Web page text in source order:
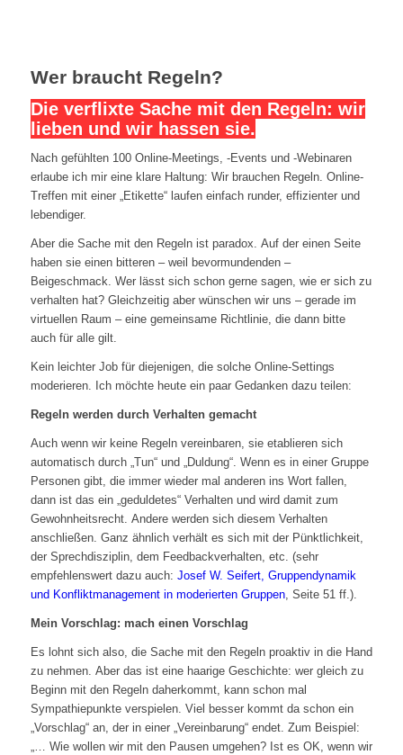
Wer braucht Regeln?
Die verflixte Sache mit den Regeln: wir
lieben und wir hassen sie.
Nach gefühlten 100 Online-Meetings, -Events und -Webinaren
erlaube ich mir eine klare Haltung: Wir brauchen Regeln. Online-
Treffen mit einer „Etikette“ laufen einfach runder, effizienter und
lebendiger.
Aber die Sache mit den Regeln ist paradox. Auf der einen Seite
haben sie einen bitteren – weil bevormundenden –
Beigeschmack. Wer lässt sich schon gerne sagen, wie er sich zu
verhalten hat? Gleichzeitig aber wünschen wir uns – gerade im
virtuellen Raum – eine gemeinsame Richtlinie, die dann bitte
auch für alle gilt.
Kein leichter Job für diejenigen, die solche Online-Settings
moderieren. Ich möchte heute ein paar Gedanken dazu teilen:
Regeln werden durch Verhalten gemacht
Auch wenn wir keine Regeln vereinbaren, sie etablieren sich
automatisch durch „Tun“ und „Duldung“. Wenn es in einer Gruppe
Personen gibt, die immer wieder mal anderen ins Wort fallen,
dann ist das ein „geduldetes“ Verhalten und wird damit zum
Gewohnheitsrecht. Andere werden sich diesem Verhalten
anschließen. Ganz ähnlich verhält es sich mit der Pünktlichkeit,
der Sprechdisziplin, dem Feedbackverhalten, etc. (sehr
empfehlenswert dazu auch: Josef W. Seifert, Gruppendynamik
und Konfliktmanagement in moderierten Gruppen, Seite 51 ff.).
Mein Vorschlag: mach einen Vorschlag
Es lohnt sich also, die Sache mit den Regeln proaktiv in die Hand
zu nehmen. Aber das ist eine haarige Geschichte: wer gleich zu
Beginn mit den Regeln daherkommt, kann schon mal
Sympathiepunkte verspielen. Viel besser kommt da schon ein
„Vorschlag“ an, der in einer „Vereinbarung“ endet. Zum Beispiel:
„… Wie wollen wir mit den Pausen umgehen? Ist es OK, wenn wir